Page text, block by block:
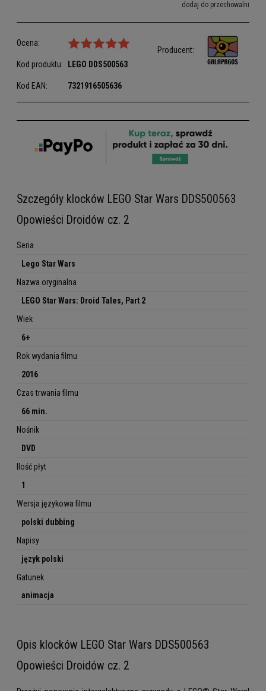
dodaj do przechowalni
Ocena:
Kod produktu: LEGO DDS500563
Kod EAN: 7321916505636
Producent:
Szczegóły klocków LEGO Star Wars DDS500563
Opowieści Droidów cz. 2
Seria
Lego Star Wars
Nazwa oryginalna
LEGO Star Wars: Droid Tales, Part 2
Wiek
6+
Rok wydania filmu
2016
Czas trwania filmu
66 min.
Nośnik
DVD
Ilość płyt
1
Wersja językowa filmu
polski dubbing
Napisy
język polski
Gatunek
animacja
Opis klocków LEGO Star Wars DDS500563
Opowieści Droidów cz. 2